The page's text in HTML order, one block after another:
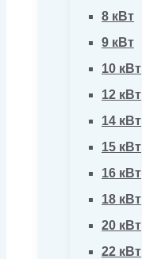
8 кВт
9 кВт
10 кВт
12 кВт
14 кВт
15 кВт
16 кВт
18 кВт
20 кВт
22 кВт